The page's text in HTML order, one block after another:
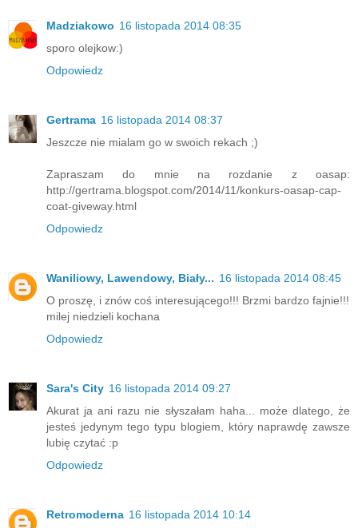
Madziakowo 16 listopada 2014 08:35
sporo olejkow:)
Odpowiedz
Gertrama 16 listopada 2014 08:37
Jeszcze nie mialam go w swoich rekach ;)
Zapraszam do mnie na rozdanie z oasap:
http://gertrama.blogspot.com/2014/11/konkurs-oasap-cap-
coat-giveway.html
Odpowiedz
Waniliowy, Lawendowy, Biały... 16 listopada 2014 08:45
O proszę, i znów coś interesującego!!! Brzmi bardzo fajnie!!!
milej niedzieli kochana
Odpowiedz
Sara's City 16 listopada 2014 09:27
Akurat ja ani razu nie słyszałam haha... może dlatego, że
jesteś jedynym tego typu blogiem, który naprawdę zawsze
lubię czytać :p
Odpowiedz
Retromoderna 16 listopada 2014 10:14